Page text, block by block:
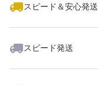
スピード＆安心発送
スピード発送